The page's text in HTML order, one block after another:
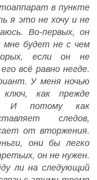
в пункте
я это не хочу и не
Во-первых, он
будет не с чем
если он не
всё равно негде.
У меня ночью
как прежде
И потому как
следов,
от вторжения.
они бы легко
он не нужен.
ли на следующий